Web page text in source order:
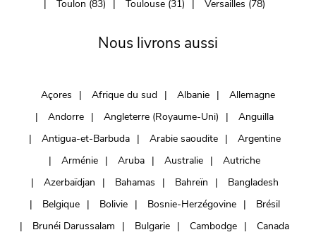
Toulon (83)
Toulouse (31) Versailles (78)
Nous livrons aussi
Açores Afrique du sud Albanie
Allemagne
Andorre
Angleterre (Royaume-Uni)
Anguilla
Antigua-et-Barbuda
Arabie saoudite
Argentine
Arménie
Aruba Australie
Autriche
Azerbaïdjan
Bahamas Bahreïn
Bangladesh
Belgique
Bolivie Bosnie-Herzégovine
Brésil
Brunéi Darussalam
Bulgarie Cambodge
Canada